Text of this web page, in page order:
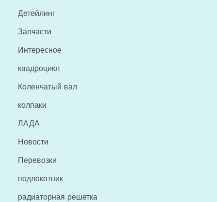
Детейлинг
Запчасти
Интересное
квадроцикл
Коленчатый вал
колпаки
ЛАДА
Новости
Перевозки
подлокотник
радиаторная решетка